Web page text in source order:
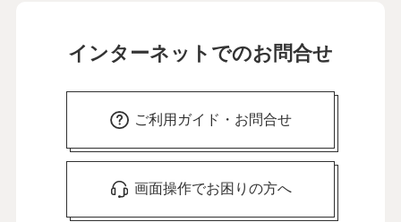
インターネットでのお問合せ
ご利用ガイド・お問合せ
画面操作でお困りの方へ